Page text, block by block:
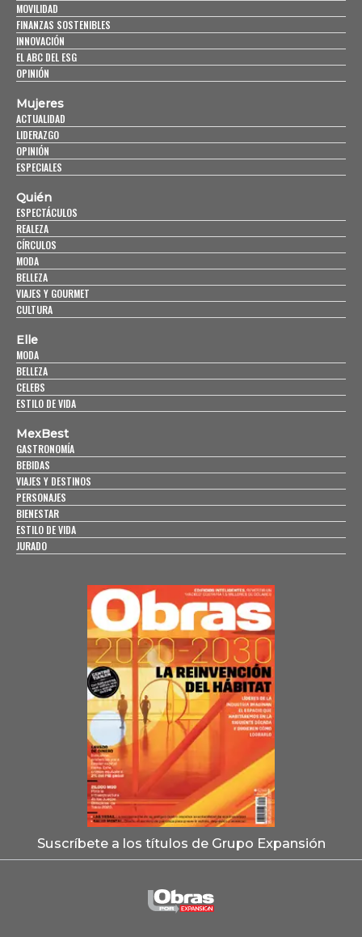
MOVILIDAD
FINANZAS SOSTENIBLES
INNOVACIÓN
EL ABC DEL ESG
OPINIÓN
Mujeres
ACTUALIDAD
LIDERAZGO
OPINIÓN
ESPECIALES
Quién
ESPECTÁCULOS
REALEZA
CÍRCULOS
MODA
BELLEZA
VIAJES Y GOURMET
CULTURA
Elle
MODA
BELLEZA
CELEBS
ESTILO DE VIDA
MexBest
GASTRONOMÍA
BEBIDAS
VIAJES Y DESTINOS
PERSONAJES
BIENESTAR
ESTILO DE VIDA
JURADO
Suscríbete a los títulos de Grupo Expansión